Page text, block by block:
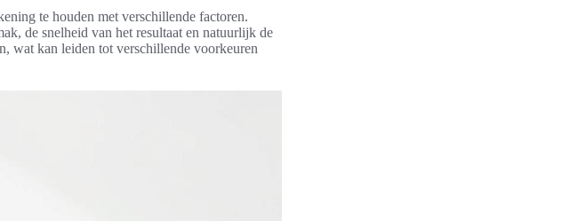
te houden met verschillende factoren.
de snelheid van het resultaat en natuurlijk de
wat kan leiden tot verschillende voorkeuren